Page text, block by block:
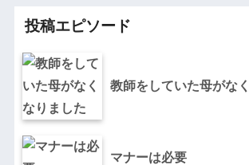
投稿エピソード
教師をしていた母がな
マナーは必要